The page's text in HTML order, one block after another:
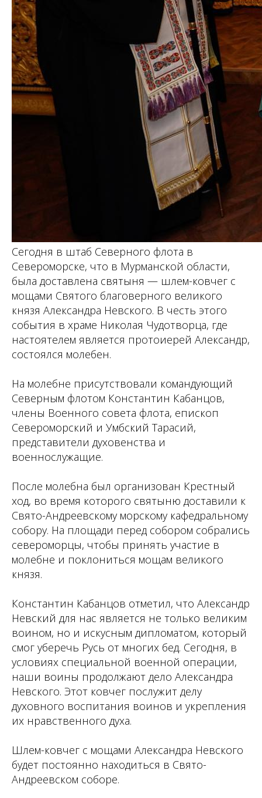
Сегодня в штаб Северного флота в
Североморске, что в Мурманской области,
была доставлена святыня — шлем-ковчег с
мощами Святого благоверного великого
князя Александра Невского. В честь этого
события в храме Николая Чудотворца, где
настоятелем является протоиерей Александр,
состоялся молебен.
На молебне присутствовали командующий
Северным флотом Константин Кабанцов,
члены Военного совета флота, епископ
Североморский и Умбский Тарасий,
представители духовенства и
военнослужащие.
После молебна был организован Крестный
ход, во время которого святыню доставили к
Свято-Андреевскому морскому кафедральному
собору. На площади перед собором собрались
североморцы, чтобы принять участие в
молебне и поклониться мощам великого
князя.
Константин Кабанцов отметил, что Александр
Невский для нас является не только великим
воином, но и искусным дипломатом, который
смог уберечь Русь от многих бед. Сегодня, в
условиях специальной военной операции,
наши воины продолжают дело Александра
Невского. Этот ковчег послужит делу
духовного воспитания воинов и укрепления
их нравственного духа.
Шлем-ковчег с мощами Александра Невского
будет постоянно находиться в Свято-
Андреевском соборе.